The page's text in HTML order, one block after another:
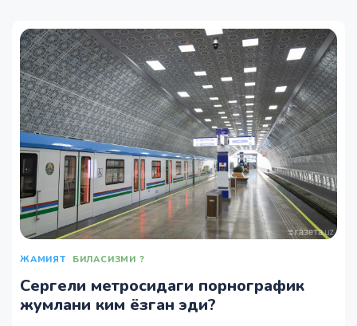
ЖАМИЯТ БИЛАСИЗМИ ?
Сергели метросидаги порнографик
жумлани ким ёзган эди?